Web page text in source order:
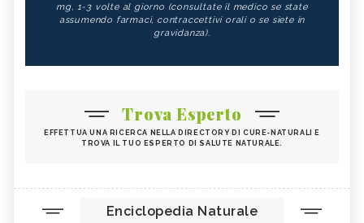
mg, 1-3 volte al giorno (consultate il medico se state
assumendo farmaci, contraccettivi orali o se siete in
gravidanza).
Trova Esperto
EFFETTUA UNA RICERCA NELLA DIRECTORY DI CURE-NATURALI E
TROVA IL TUO ESPERTO DI SALUTE NATURALE.
Enciclopedia Naturale